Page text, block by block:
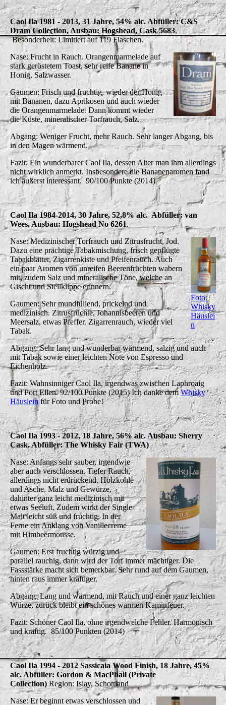
Caol Ila 1981 - 2013, 31 Jahre, 54% alc. Abfüller: C&S
Dram Collection, Ausbau: Hogshead, Cask 5683,
Besonderheit: Limitiert auf 119 Flaschen.
Nase: Frucht in Rauch. Orangenmarmelade auf
stark geröstetem Toast, sehr reife Banane in
Honig, Salzwasser.
Gaumen: Frisch und fruchtig, wieder der Honig
mit Bananen, dazu Aprikosen und auch wieder
die Orangenmarmelade. Dann kommt wieder
die Küste, mineralischer Torfrauch, Salz.
Abgang: Weniger Frucht, mehr Rauch. Sehr langer Abgang, bis
in den Magen wärmend.
Fazit: Ein wunderbarer Caol Ila, dessen Alter man ihm allerdings
nicht wirklich anmerkt. Insbesondere die Bananenaromen fand
ich äußerst interessant. 90/100 Punkte (2014)
Caol Ila 1984-2014, 30 Jahre, 52,8% alc. Abfüller: van
Wees. Ausbau: Hogshead No 6261.
Foto:
Whisky
Häuslei
n
Nase: Medizinischer Torfrauch und Zitrusfrucht, Jod.
Dazu eine prächtige Tabakmischung, frisch gepflügte
Tabakblätter, Zigarrenkiste und Pfeifenrauch. Auch
ein paar Aromen von unreifen Beerenfrüchten wabern
mit, zudem Salz und mineralische Töne, welche an
Gischt und Steilklippe erinnern.
Gaumen: Sehr mundfüllend, prickelnd und
medizinisch. Zitrusfrüchte, Johannisbeeren und
Meersalz, etwas Pfeffer. Zigarrenrauch, wieder viel
Tabak.
Abgang: Sehr lang und wunderbar wärmend, salzig und auch
mit Tabak sowie einer leichten Note von Espresso und
Eichenholz.
Fazit: Wahnsinniger Caol Ila, irgendwas zwischen Laphroaig
und Port Ellen. 92/100 Punkte (2015) Ich danke demWhisky
Häusleinfür Foto und Probe!
Caol Ila 1993 - 2012, 18 Jahre, 56% alc. Ausbau: Sherry
Cask, Abfüller: The Whisky Fair (TWA)
Nase: Anfangs sehr sauber, irgendwie
aber auch verschlossen. Tiefer Rauch,
allerdings nicht erdrückend. Holzkohle
und Asche, Malz und Gewürze,
dahinter ganz leicht medizinisch mit
etwas Seeluft. Zudem wirkt der Single
Malt leicht süß und fruchtig, In der
Ferne ein Anklang von Vanillecreme
mit Himbeermousse.
Gaumen: Erst fruchtig würzig und
parallel rauchig, dann wird der Torf immer mächtiger. Die
Fassstärke macht sich bemerkbar. Sehr rund auf dem Gaumen,
hinten raus immer kräftiger.
Abgang: Lang und wärmend, mit Rauch und einer ganz leichten
Würze, zurück bleibt ein schönes warmen Kaminfeuer.
Fazit: Schöner Caol Ila, ohne irgendwelche Fehler. Harmonisch
und kräftig. 85/100 Punkten (2014)
Caol Ila 1994 - 2012 Sassicaia Wood Finish, 18 Jahre, 45%
alc. Abfüller: Gordon & MacPhail (Private
Collection) Region: Islay, Schottland
Nase: Er beginnt etwas verschlossen und